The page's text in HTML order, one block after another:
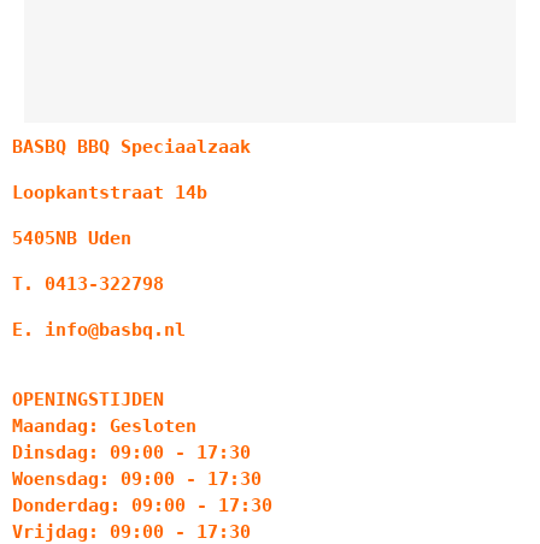
BASBQ BBQ Speciaalzaak
Loopkantstraat 14b
5405NB Uden
T. 0413-322798
E. info@basbq.nl
OPENINGSTIJDEN
Maandag: Gesloten
Dinsdag: 09:00 - 17:30
Woensdag: 09:00 - 17:30
Donderdag: 09:00 - 17:30
Vrijdag: 09:00 - 17:30